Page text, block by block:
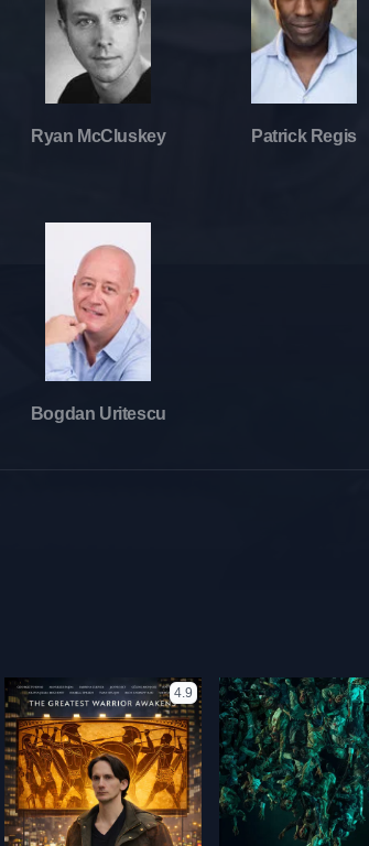
Ryan McCluskey Patrick Regis
Bogdan Uritescu
4.9